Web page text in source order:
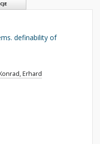
definability of
Erhard